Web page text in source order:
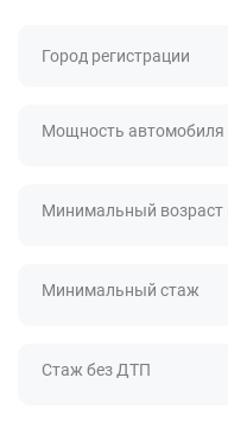
Город регистрации
Мощность автомобиля
Минимальный возраст
Минимальный стаж
Стаж без ДТП